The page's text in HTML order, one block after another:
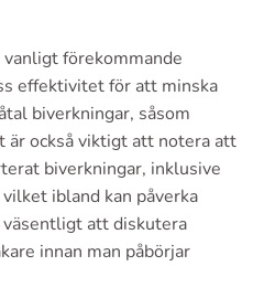
förekommande
effektivitet för att minska
biverkningar, såsom
är också viktigt att notera att
biverkningar, inklusive
ibland kan påverka
att diskutera
innan man påbörjar